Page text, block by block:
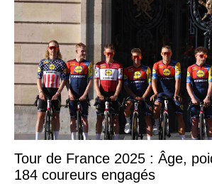
Tour de France 2025 : Âge,
184 coureurs engagés